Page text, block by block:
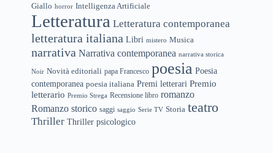
Giallo horror Intelligenza Artificiale
Letteratura Letteratura contemporanea
letteratura italiana Libri mistero Musica
narrativa Narrativa contemporanea narrativa storica
Noir Novità editoriali papa Francesco poesia Poesia
contemporanea poesia italiana Premi letterari Premio
letterario Premio Strega Recensione libro romanzo
Romanzo storico saggi saggio Serie TV Storia teatro
Thriller Thriller psicologico